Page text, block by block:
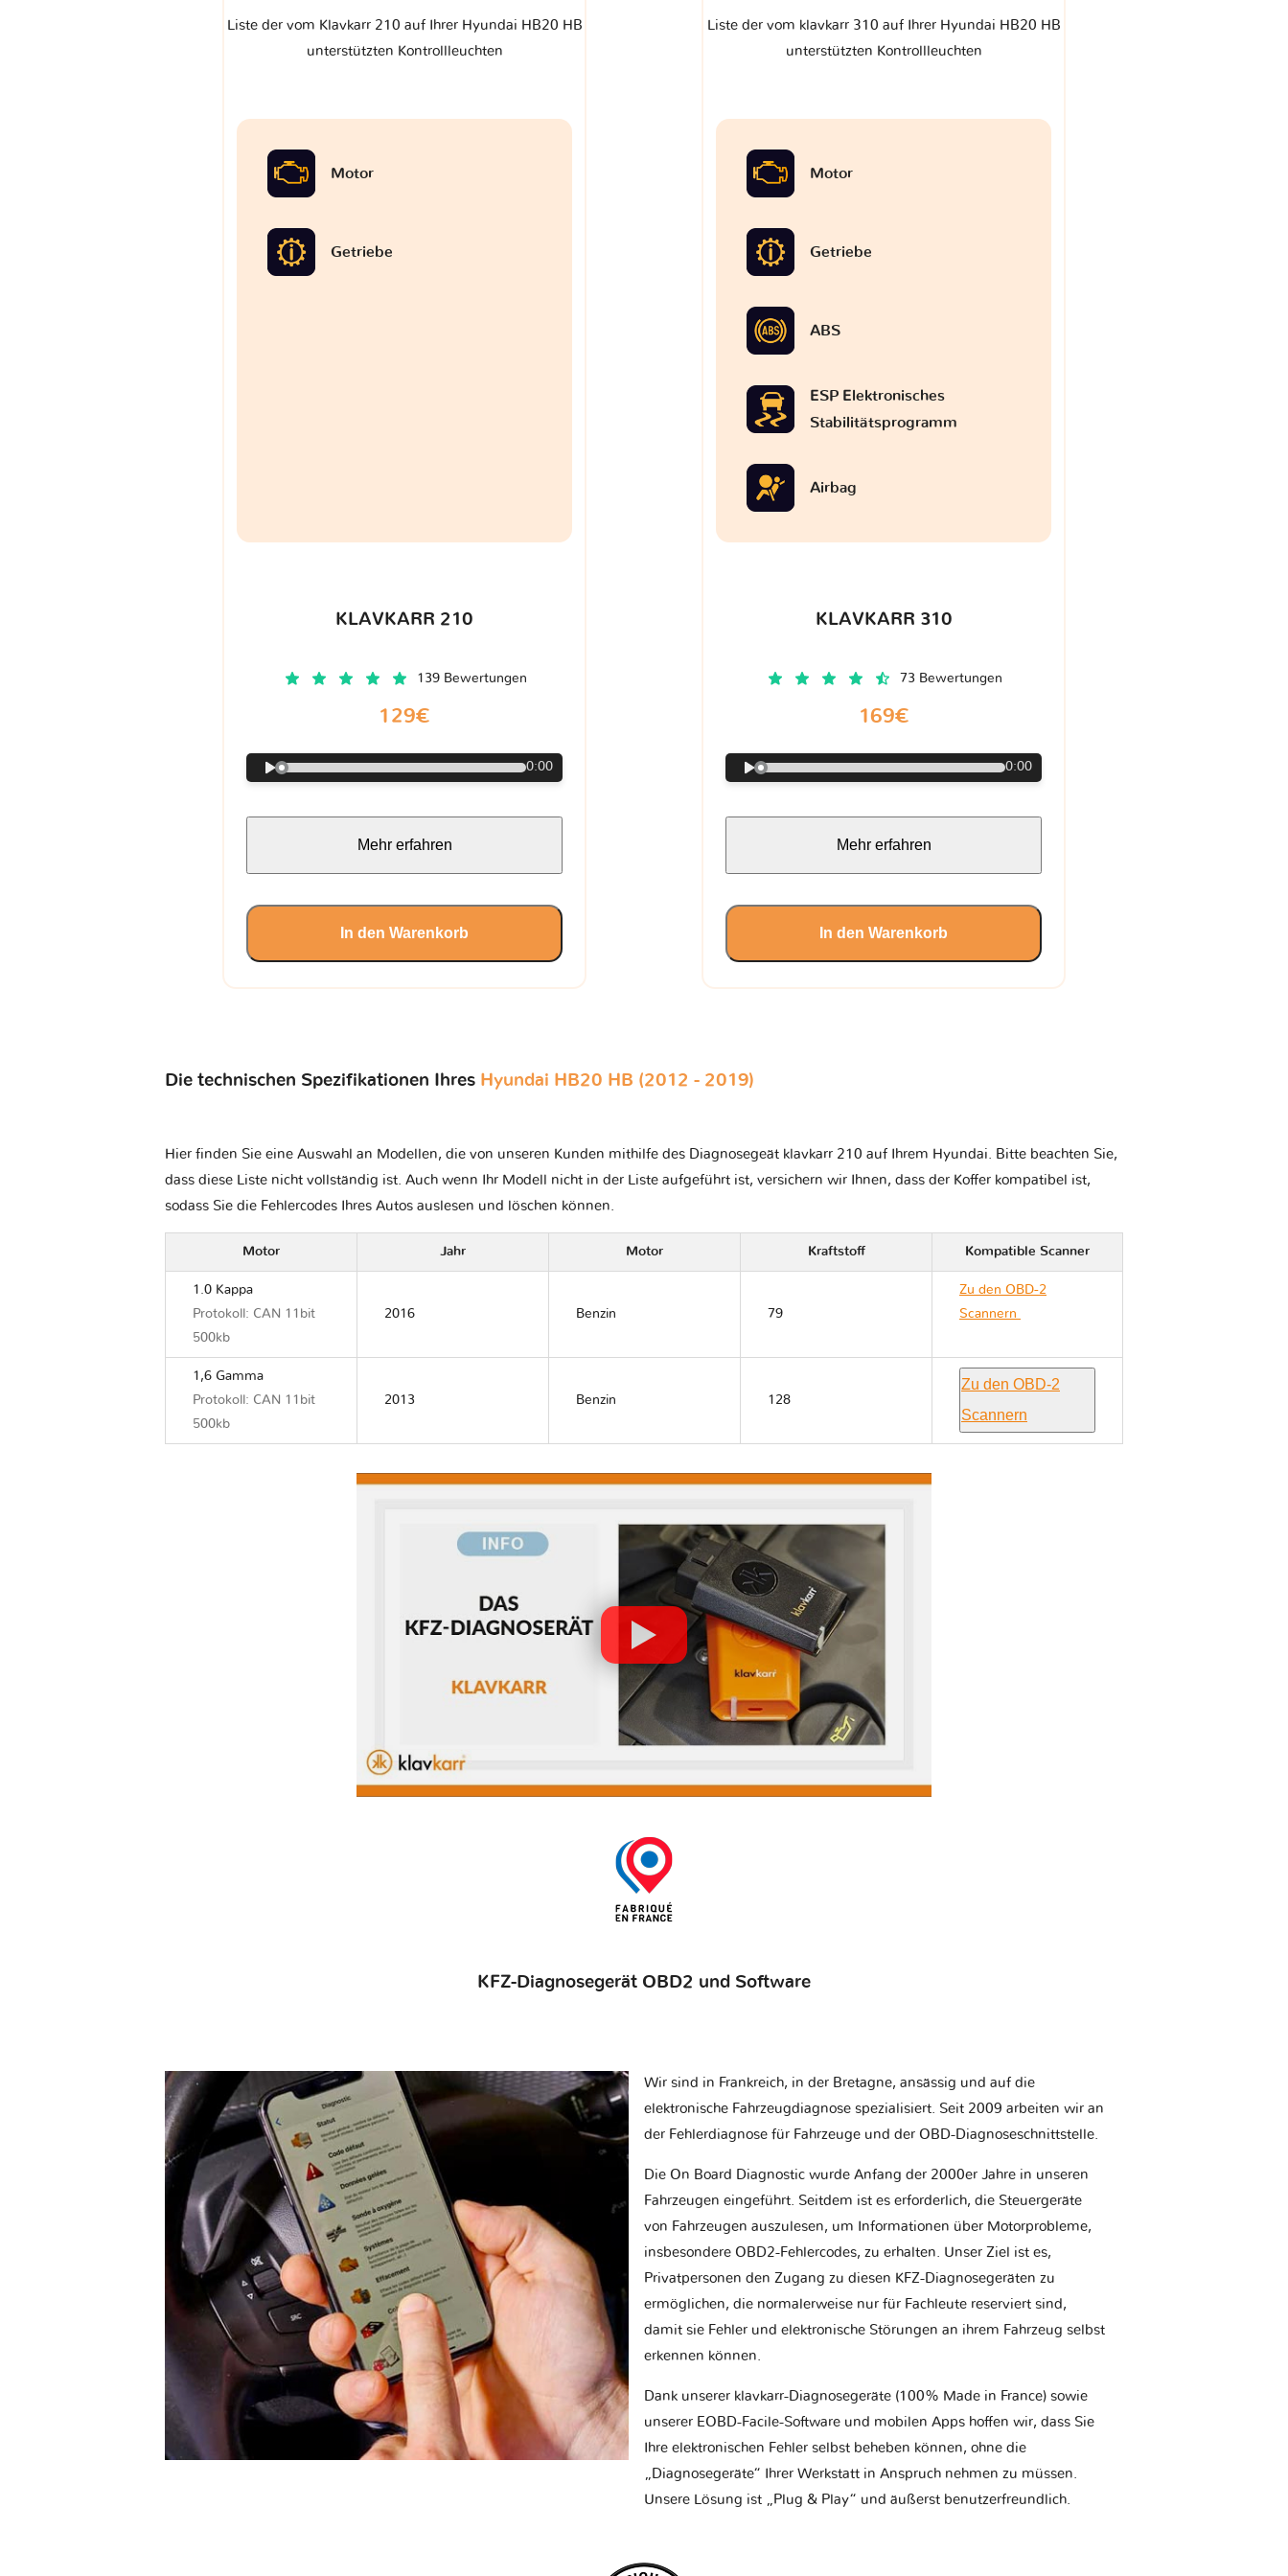
Liste der vom Klavkarr 210 auf Ihrer Hyundai HB20 HB
unterstützten Kontrollleuchten
Motor
Getriebe
KLAVKARR 210
139 Bewertungen
129€
0:00
Mehr erfahren
In den Warenkorb
Liste der vom klavkarr 310 auf Ihrer Hyundai HB20 HB
unterstützten Kontrollleuchten
Motor
Getriebe
ABS
ESP Elektronisches
Stabilitätsprogramm
Airbag
KLAVKARR 310
73 Bewertungen
169€
0:00
Mehr erfahren
In den Warenkorb
Die technischen Spezifikationen Ihres Hyundai HB20 HB (2012 - 2019)
Hier finden Sie eine Auswahl an Modellen, die von unseren Kunden mithilfe des Diagnosegeät klavkarr 210 auf Ihrem Hyundai. Bitte beachten Sie,
dass diese Liste nicht vollständig ist. Auch wenn Ihr Modell nicht in der Liste aufgeführt ist, versichern wir Ihnen, dass der Koffer kompatibel ist,
sodass Sie die Fehlercodes Ihres Autos auslesen und löschen können.
Motor Jahr Motor Kraftstoff Kompatible Scanner
1.0 Kappa
Protokoll: CAN 11bit
500kb
2016 Benzin 79
Zu den OBD-2
Scannern
1,6 Gamma
Protokoll: CAN 11bit
500kb
2013 Benzin 128
Zu den OBD-2
Scannern
KFZ-Diagnosegerät OBD2 und Software
Wir sind in Frankreich, in der Bretagne, ansässig und auf die
elektronische Fahrzeugdiagnose spezialisiert. Seit 2009 arbeiten wir an
der Fehlerdiagnose für Fahrzeuge und der OBD-Diagnoseschnittstelle.
Die On Board Diagnostic wurde Anfang der 2000er Jahre in unseren
Fahrzeugen eingeführt. Seitdem ist es erforderlich, die Steuergeräte
von Fahrzeugen auszulesen, um Informationen über Motorprobleme,
insbesondere OBD2-Fehlercodes, zu erhalten. Unser Ziel ist es,
Privatpersonen den Zugang zu diesen KFZ-Diagnosegeräten zu
ermöglichen, die normalerweise nur für Fachleute reserviert sind,
damit sie Fehler und elektronische Störungen an ihrem Fahrzeug selbst
erkennen können.
Dank unserer klavkarr-Diagnosegeräte (100% Made in France) sowie
unserer EOBD-Facile-Software und mobilen Apps hoffen wir, dass Sie
Ihre elektronischen Fehler selbst beheben können, ohne die
„Diagnosegeräte“ Ihrer Werkstatt in Anspruch nehmen zu müssen.
Unsere Lösung ist „Plug & Play“ und äußerst benutzerfreundlich.